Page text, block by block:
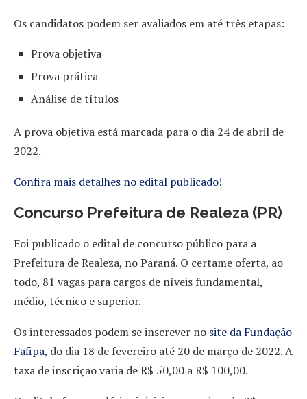
Os candidatos podem ser avaliados em até três etapas:
Prova objetiva
Prova prática
Análise de títulos
A prova objetiva está marcada para o dia 24 de abril de
2022.
Confira mais detalhes no edital publicado!
Concurso Prefeitura de Realeza (PR)
Foi publicado o edital de concurso público para a
Prefeitura de Realeza, no Paraná. O certame oferta, ao
todo, 81 vagas para cargos de níveis fundamental,
médio, técnico e superior.
Os interessados podem se inscrever no site da Fundação
Fafipa, do dia 18 de fevereiro até 20 de março de 2022. A
taxa de inscrição varia de R$ 50,00 a R$ 100,00.